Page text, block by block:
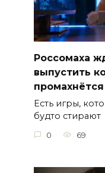
Россомаха
выпустить
промахнётся
Есть игры,
будто стирают
0 69